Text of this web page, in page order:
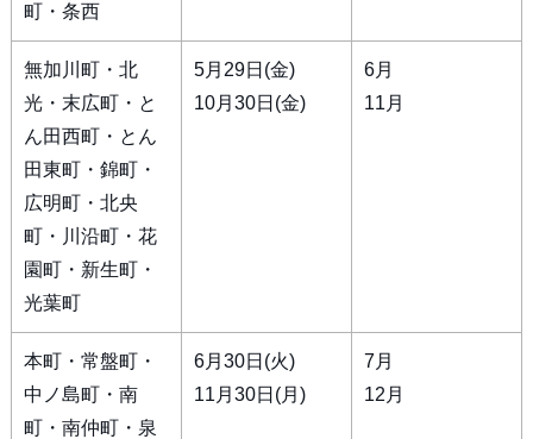
町・条西
無加川町・北
光・末広町・と
ん田西町・とん
田東町・錦町・
広明町・北央
町・川沿町・花
園町・新生町・
光葉町
5月29日(金)
10月30日(金)
6月
11月
本町・常盤町・
中ノ島町・南
町・南仲町・泉
6月30日(火)
11月30日(月)
7月
12月